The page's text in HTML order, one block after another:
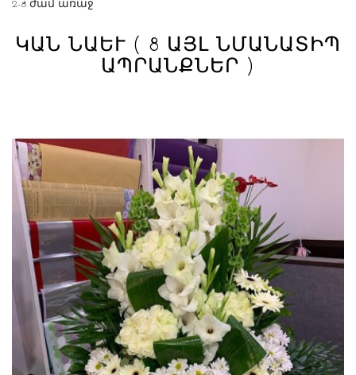
2-8 ժամ առաջ
ԿԱՆ ՆԱԵՒ ( 8 ԱՅԼ ՆՄԱՆԱՏԻՊ
ԱՊՐԱՆՔՆԵՐ )